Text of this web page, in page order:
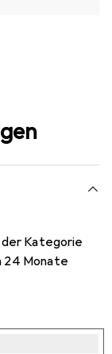
Kategorie
24 Monate